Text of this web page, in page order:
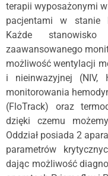
terapii wyposażonymi
pacjentami w stanie
Każde stanowisko
zaawansowanego
możliwość wentylacji
i nieinwazyjnej (NIV,
monitorowania
(FloTrack) oraz
dzięki czemu
Oddział posiada 2
parametrów
dając możliwość